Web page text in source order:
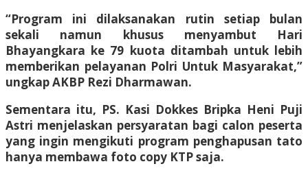
“Program ini dilaksanakan rutin setiap bulan
sekali namun khusus menyambut Hari
Bhayangkara ke 79 kuota ditambah untuk lebih
memberikan pelayanan Polri Untuk Masyarakat,”
ungkap AKBP Rezi Dharmawan.
Sementara itu, PS. Kasi Dokkes Bripka Heni Puji
Astri menjelaskan persyaratan bagi calon peserta
yang ingin mengikuti program penghapusan tato
hanya membawa foto copy KTP saja.